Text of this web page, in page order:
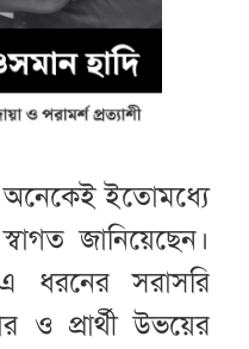
ইতোমধ্যে
জানিয়েছেন।
ধরনের সরাসরি
প্রার্থী উভয়ের